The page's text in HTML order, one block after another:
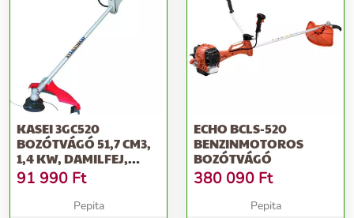
KASEI 3GC520
BOZÓTVÁGÓ 51,7 CM3,
1,4 KW, DAMILFEJ,
VÁGÓTÁRCSA, VÁ...
91 990 Ft
Pepita
ECHO BCLS-520
BENZINMOTOROS
BOZÓTVÁGÓ
380 090 Ft
Pepita